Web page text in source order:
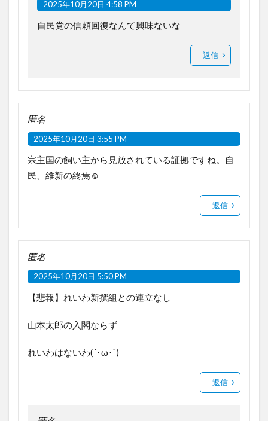
2025年10月20日 4:58 PM
自民党の信頼回復なんて興味ないな
返信
匿名
2025年10月20日 3:55 PM
宗主国の飼い主から見放されている証拠ですね。自
民、維新の終焉☺️
返信
匿名
2025年10月20日 5:50 PM
【悲報】れいわ新撰組との連立なし
山本太郎の入閣ならず
れいわはないわ(´･ω･`)
返信